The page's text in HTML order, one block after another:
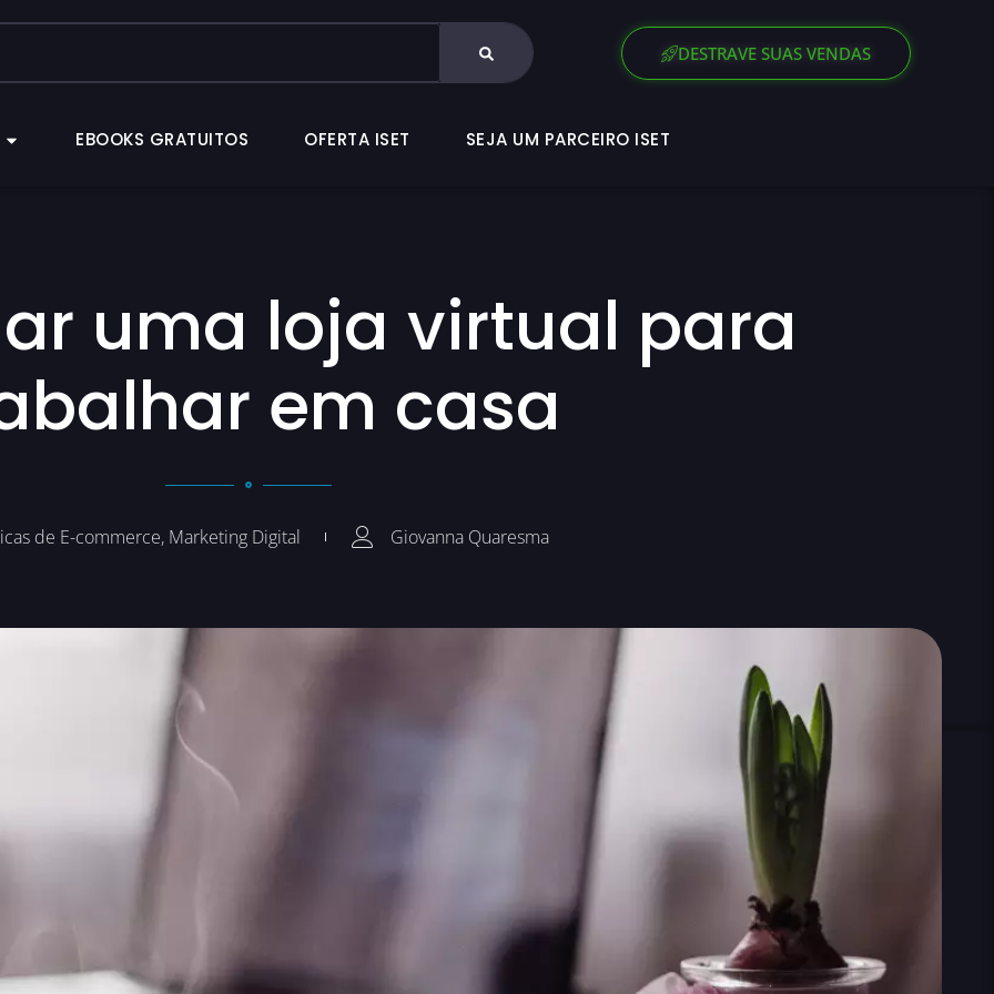
DESTRAVE SUAS VENDAS
SEJA UM PARCEIRO ISET
EBOOKS GRATUITOS OFERTA ISET SEJA UM PARCEIRO ISET
uma loja virtual para
em casa
de E-commerce, Marketing Digital Giovanna Quaresma